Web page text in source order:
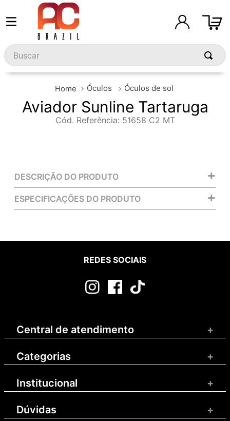
Buscar
Óculos Óculos de sol
Aviador Sunline Tartaruga
Cód. Referência: 51658 C2 MT
DESCRIÇÃO DO PRODUTO +
ESPECIFICAÇÕES DO PRODUTO +
REDES SOCIAIS
Central de atendimento +
Categorias +
Institucional +
Dúvidas +